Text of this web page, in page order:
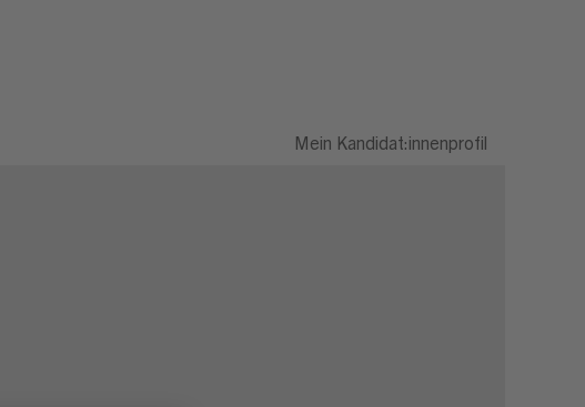
Mein Kandidat:innenprofil